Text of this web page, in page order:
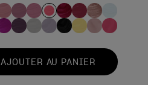
AJOUTER AU PANIER